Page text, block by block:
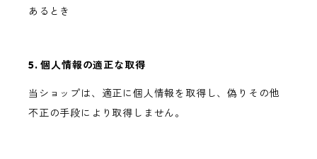
あるとき
5. 個人情報の適正な取得
当ショップは、適正に個人情報を取得し、偽りその他
不正の手段により取得しません。